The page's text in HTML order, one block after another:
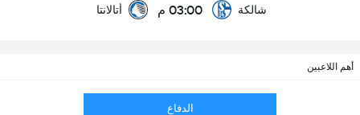
شالكة 03:00 م أتالانتا
أهم اللاعبين
الدفاع